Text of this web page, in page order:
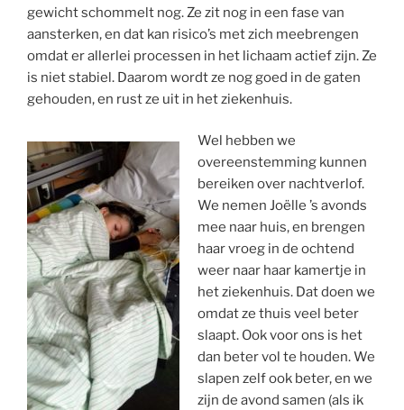
gewicht schommelt nog. Ze zit nog in een fase van
aansterken, en dat kan risico’s met zich meebrengen
omdat er allerlei processen in het lichaam actief zijn. Ze
is niet stabiel. Daarom wordt ze nog goed in de gaten
gehouden, en rust ze uit in het ziekenhuis.
Wel hebben we
overeenstemming kunnen
bereiken over nachtverlof.
We nemen Joëlle ’s avonds
mee naar huis, en brengen
haar vroeg in de ochtend
weer naar haar kamertje in
het ziekenhuis. Dat doen we
omdat ze thuis veel beter
slaapt. Ook voor ons is het
dan beter vol te houden. We
slapen zelf ook beter, en we
zijn de avond samen (als ik